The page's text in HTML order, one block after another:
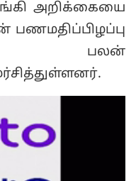
அறிக்கையை
பணமதிப்பிழப்பு
பலன்